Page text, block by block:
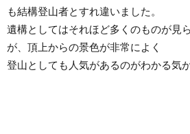
も結構登山者とすれ違いました。
遺構としてはそれほど多くのものが見
が、頂上からの景色が非常によく
登山としても人気があるのがわかる気が